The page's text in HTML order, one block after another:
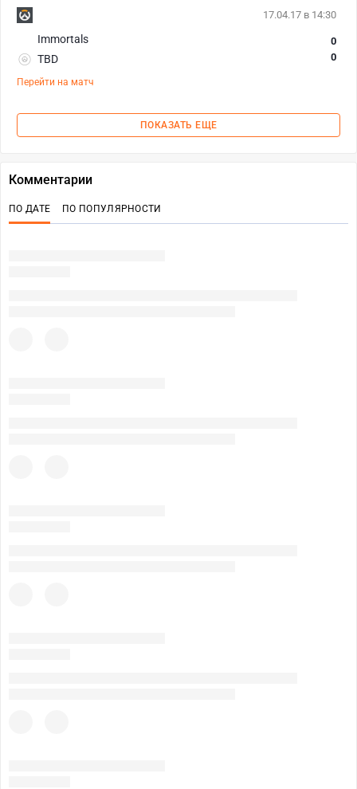
17.04.17 в 14:30
Immortals
TBD
0
0
Перейти на матч
ПОКАЗАТЬ ЕЩЕ
Комментарии
ПО ДАТЕ ПО ПОПУЛЯРНОСТИ